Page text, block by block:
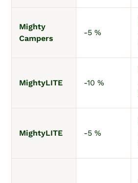
Mighty
Campers
-5 %
MightyLITE -10 %
MightyLITE -5 %